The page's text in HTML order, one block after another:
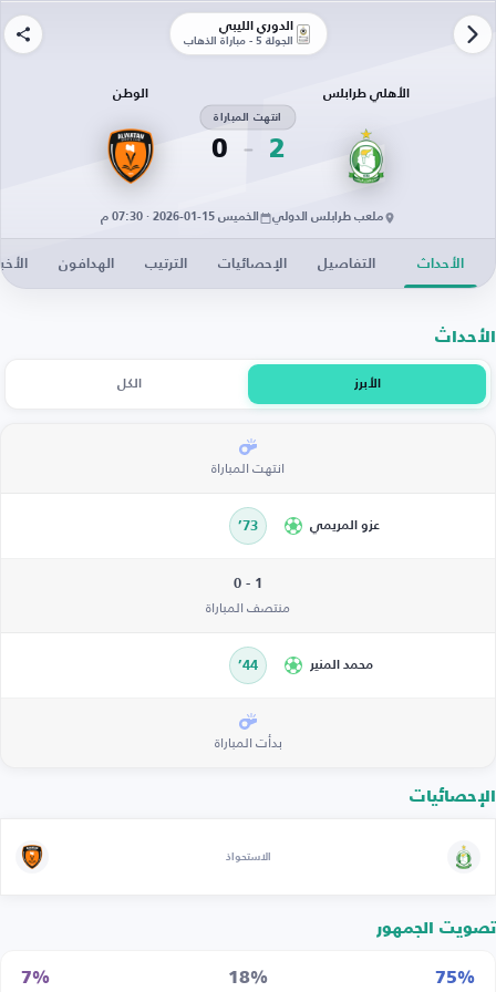
الدوري الليبي
الجولة 5 - مباراة الذهاب
الأهلي طرابلس
2
انتهت المباراة
0
الوطن
ملعب طرابلس الدولي الخميس 15-01-2026 · 07:30 م
الأحداث التفاصيل الإحصائيات الترتيب الهدافون
الأحداث
الأبرز الكل
انتهت المباراة
عزو المريمي 73’
1 - 0
منتصف المباراة
محمد المنير 44’
بدأت المباراة
الإحصائيات
الاستحواذ
تصويت الجمهور
75%
18%
7%